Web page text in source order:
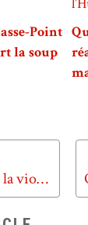
Point
la soup
Quand ATV s'engage contre la violence routière...